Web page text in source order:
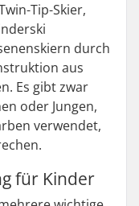
Tip-Skier,
durch
aus
Es gibt zwar
oder Jungen,
verwendet,
für Kinder